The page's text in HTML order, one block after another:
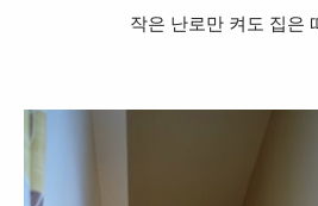
작은 난로만 켜도 집은